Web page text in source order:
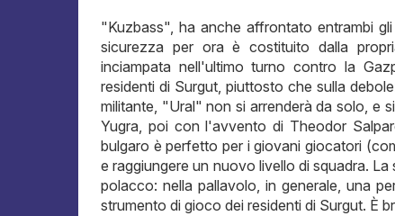
"Kuzbass", ha anche affrontato entrambi
sicurezza per ora è costituito dalla
inciampata nell'ultimo turno contro la
residenti di Surgut, piuttosto che sulla
militante, "Ural" non si arrenderà da solo, e
Yugra, poi con l'avvento di Theodor
bulgaro è perfetto per i giovani giocatori
e raggiungere un nuovo livello di squadra.
polacco: nella pallavolo, in generale, una
strumento di gioco dei residenti di Surgut. È